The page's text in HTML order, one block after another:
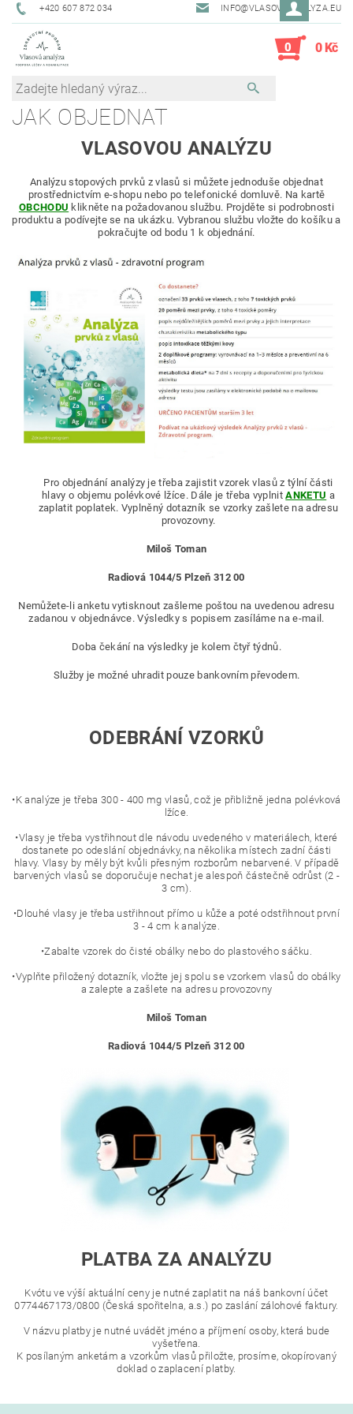
+420 607 872 034 INFO@VLASOVAANALYZA.EU
0 0 Kč
JAK OBJEDNAT
VLASOVOU ANALÝZU
Analýzu stopových prvků z vlasů si můžete jednoduše objednat
prostřednictvím e-shopu nebo po telefonické domluvě. Na kartě
OBCHODU klikněte na požadovanou službu. Projděte si podrobnosti
produktu a podívejte se na ukázku. Vybranou službu vložte do košíku a
pokračujte od bodu 1 k objednání.
Pro objednání analýzy je třeba zajistit vzorek vlasů z týlní části
hlavy o objemu polévkové lžíce. Dále je třeba vyplnitANKETU a
zaplatit poplatek. Vyplněný dotazník se vzorky zašlete na adresu
provozovny.
Miloš Toman
Radiová 1044/5 Plzeň 312 00
Nemůžete-li anketu vytisknout zašleme poštou na uvedenou adresu
zadanou v objednávce. Výsledky s popisem zasíláme na e-mail.
Doba čekání na výsledky je kolem čtyř týdnů.
Služby je možné uhradit pouze bankovním převodem.
ODEBRÁNÍ VZORKŮ
•K analýze je třeba 300 - 400 mg vlasů, což je přibližně jedna polévková
lžíce.
•Vlasy je třeba vystřihnout dle návodu uvedeného v materiálech, které
dostanete po odeslání objednávky, na několika místech zadní části
hlavy. Vlasy by měly být kvůli přesným rozborům nebarvené. V případě
barvených vlasů se doporučuje nechat je alespoň částečně odrůst (2 -
3 cm).
•Dlouhé vlasy je třeba ustřihnout přímo u kůže a poté odstřihnout první
3 - 4 cm k analýze.
•Zabalte vzorek do čisté obálky nebo do plastového sáčku.
•Vyplňte přiložený dotazník, vložte jej spolu se vzorkem vlasů do obálky
a zalepte a zašlete na adresu provozovny
Miloš Toman
Radiová 1044/5 Plzeň 312 00
PLATBA ZA ANALÝZU
Kvótu ve výší aktuální ceny je nutné zaplatit na náš bankovní účet
0774467173/0800 (Česká spořitelna, a.s.) po zaslání zálohové faktury.
V názvu platby je nutné uvádět jméno a příjmení osoby, která bude
vyšetřena.
K posílaným anketám a vzorkům vlasů přiložte, prosíme, okopírovaný
doklad o zaplacení platby.